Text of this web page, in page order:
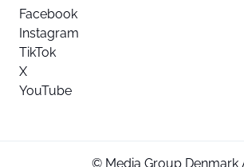
Facebook
Instagram
TikTok
X
YouTube
© Media Group Denmark